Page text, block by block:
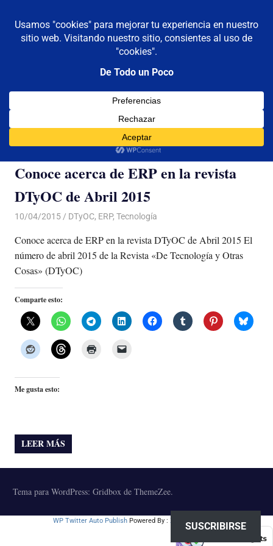
contenido
De todo un poco
Reflexiones,
Viajes
MENÚ
Categoría:ERP
Conoce acerca de ERP en la revista
DTyOC de Abril 2015
10/04/2015 Luis Castellanos
DTyOC, ERP, Tecnología
Conoce acerca de ERP en la revista DTyOC de Abril 2015 El
número de abril 2015 de la Revista «De Tecnología y Otras
Cosas» (DTyOC)
Comparte esto:
Me gusta esto:
LEER MÁS
Tema para WordPress: Gridbox de ThemeZee.
WP Twitter Auto Publish Powered By : XYZScripts.com
SUSCRIBIRSE